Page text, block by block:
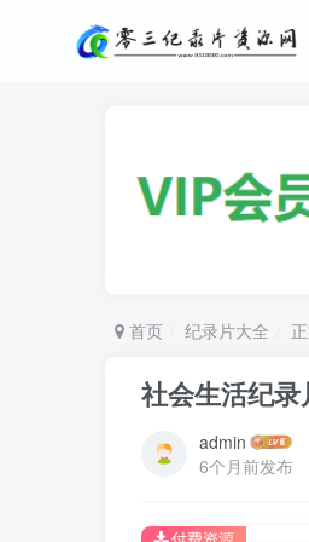
首页 纪录片大全
社会生活纪
admin
6个月前发布